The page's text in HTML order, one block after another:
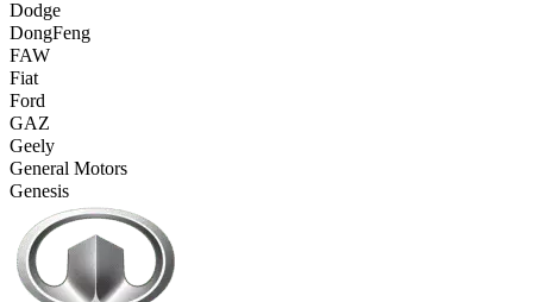
Dodge
DongFeng
FAW
Fiat
Ford
GAZ
Geely
General Motors
Genesis